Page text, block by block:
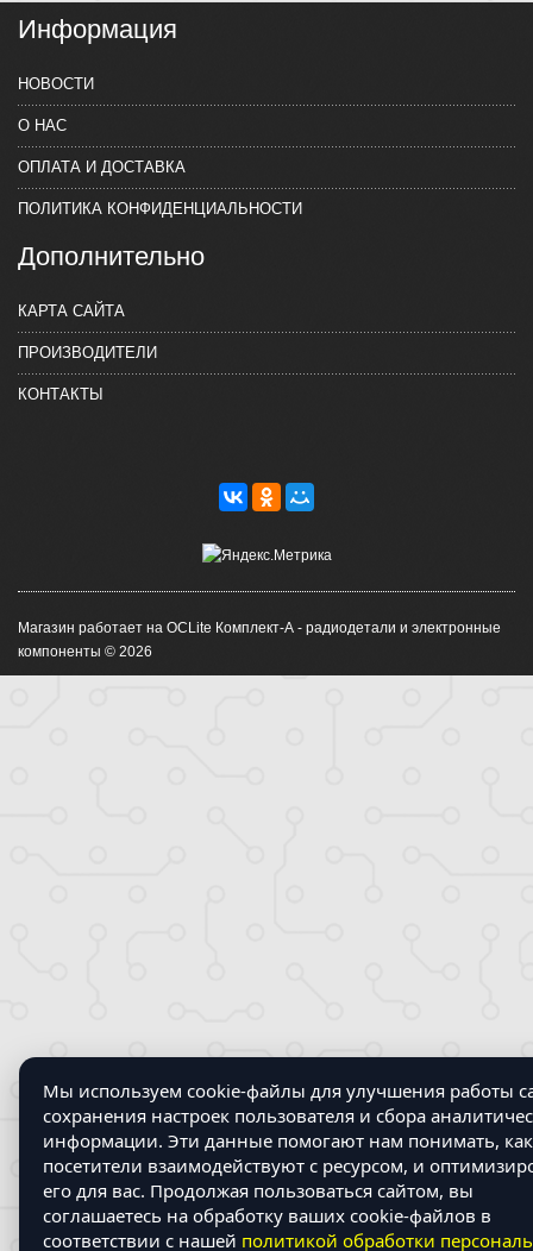
Информация
НОВОСТИ
О НАС
ОПЛАТА И ДОСТАВКА
ПОЛИТИКА КОНФИДЕНЦИАЛЬНОСТИ
Дополнительно
КАРТА САЙТА
ПРОИЗВОДИТЕЛИ
КОНТАКТЫ
Магазин работает на OCLite Комплект-А - радиодетали и электронные
компоненты © 2026
Мы используем cookie-файлы для улучшения работы
сохранения настроек пользователя и сбора
информации. Эти данные помогают нам понимать, как
посетители взаимодействуют с ресурсом, и
его для вас. Продолжая пользоваться сайтом, вы
соглашаетесь на обработку ваших cookie-файлов в
соответствии с нашей политикой обработки